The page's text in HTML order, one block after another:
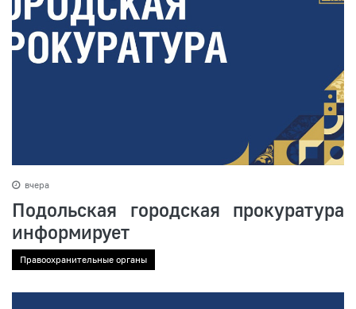
вчера
Подольская городская прокуратура
информирует
Правоохранительные органы